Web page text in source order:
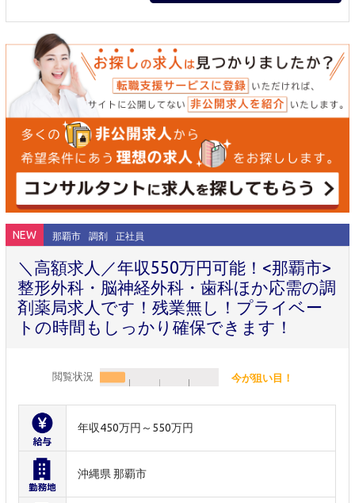
NEW 那覇市 調剤 正社員
＼高額求人／年収550万円可能！<那覇市>
整形外科・脳神経外科・歯科ほか応需の調
剤薬局求人です！残業無し！プライベー
トの時間もしっかり確保できます！
閲覧状況 今が狙い目！
年収450万円～550万円
沖縄県 那覇市